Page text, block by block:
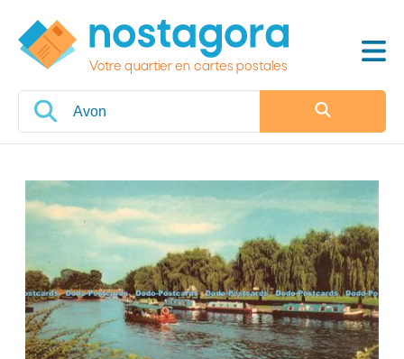
Votre quartier en cartes postales